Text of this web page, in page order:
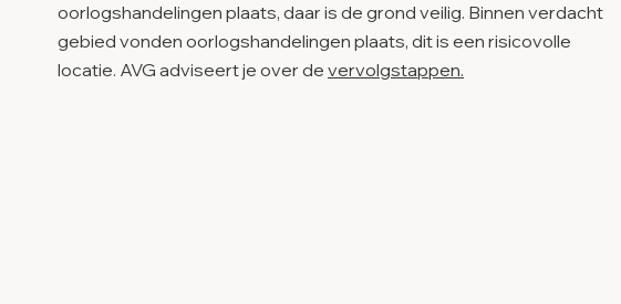
oorlogshandelingen plaats, daar is de grond veilig. Binnen verdacht
gebied vonden oorlogshandelingen plaats, dit is een risicovolle
locatie. AVG adviseert je over de vervolgstappen.